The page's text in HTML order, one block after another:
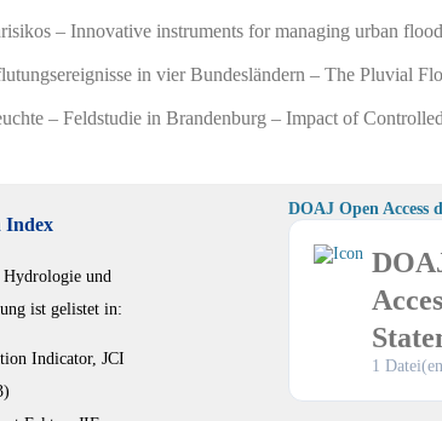
– Innovative instruments for managing urban
in vier Bundesländern – The Pluvial
– Feldstudie in Brandenburg – Impact of
Index
und
ist gelistet in:
Indicator, JCI
DOAJ Open Access
1